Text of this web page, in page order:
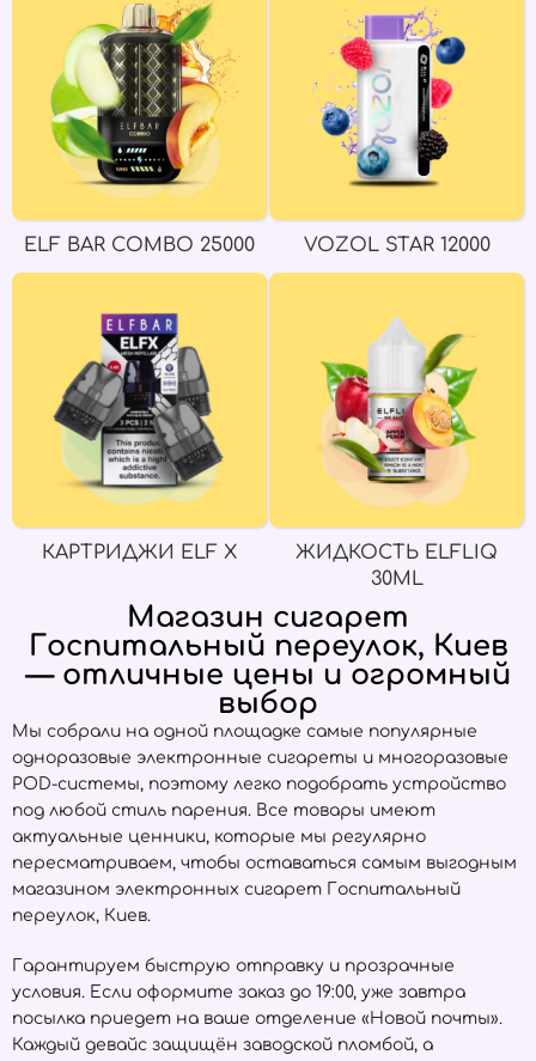
ELF BAR COMBO 25000 VOZOL STAR 12000
КАРТРИДЖИ ELF X
ЖИДКОСТЬ ELFLIQ
30ML
Магазин сигарет
Госпитальный переулок, Киев
— отличные цены и огромный
выбор
Мы собрали на одной площадке самые популярные
одноразовые электронные сигареты и многоразовые
POD-системы, поэтому легко подобрать устройство
под любой стиль парения. Все товары имеют
актуальные ценники, которые мы регулярно
пересматриваем, чтобы оставаться самым выгодным
магазином электронных сигарет Госпитальный
переулок, Киев.
Гарантируем быструю отправку и прозрачные
условия. Если оформите заказ до 19:00, уже завтра
посылка приедет на ваше отделение «Новой почты».
Каждый девайс защищён заводской пломбой, а